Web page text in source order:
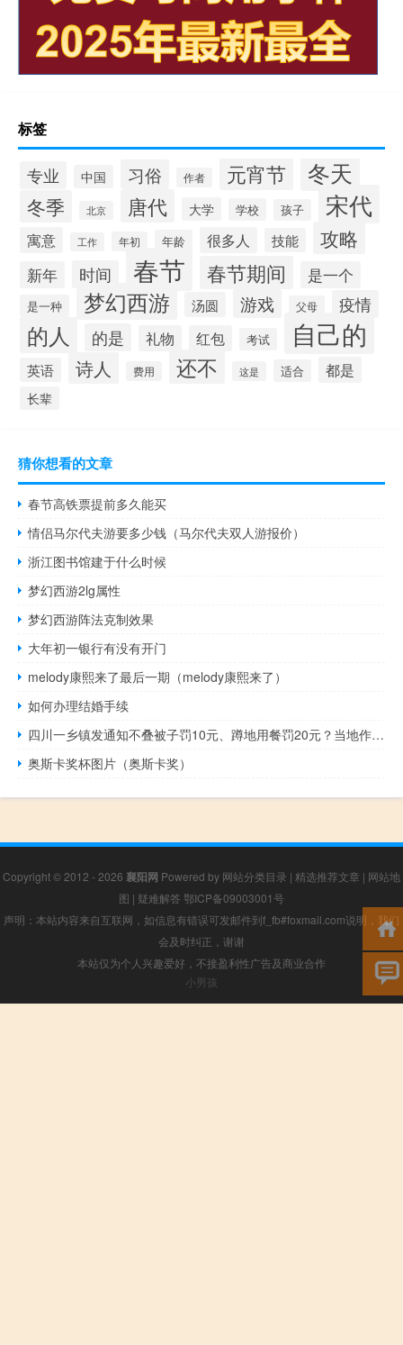
标签
专业 中国 习俗 作者 元宵节 冬天
冬季 北京 唐代 大学 学校 孩子 宋代
寓意 工作 年初 年龄 很多人 技能 攻略
新年 时间 春节 春节期间 是一个
是一种 梦幻西游 汤圆 游戏 父母 疫情
的人 的是 礼物 红包 考试 自己的
英语 诗人 费用 还不 这是 适合 都是
长辈
猜你想看的文章
春节高铁票提前多久能买
情侣马尔代夫游要多少钱（马尔代夫双人游报价）
浙江图书馆建于什么时候
梦幻西游2lg属性
梦幻西游阵法克制效果
大年初一银行有没有开门
melody康熙来了最后一期（melody康熙来了）
如何办理结婚手续
四川一乡镇发通知不叠被子罚10元、蹲地用餐罚20元？当地作出回应 到底什么情况嘞
奥斯卡奖杯图片（奥斯卡奖）
Copyright © 2012 - 2026 襄阳网 Powered by 网站分类目录 | 精选推荐文章 | 网站地
图 | 疑难解答 鄂ICP备09003001号
声明：本站内容来自互联网，如信息有错误可发邮件到f_fb#foxmail.com说明，我们
会及时纠正，谢谢
本站仅为个人兴趣爱好，不接盈利性广告及商业合作
小男孩